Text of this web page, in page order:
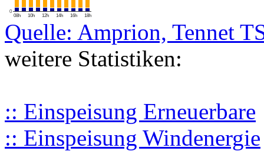
08h 10h 12h 14h 16h 18h
0
Quelle: Amprion, Tennet
weitere Statistiken:
:: Einspeisung Erneuerbare
:: Einspeisung Windenergie